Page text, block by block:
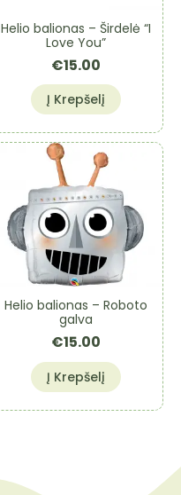
Helio balionas – Širdelė “I
Love You”
€15.00
Į Krepšelį
Helio balionas – Roboto
galva
€15.00
Į Krepšelį